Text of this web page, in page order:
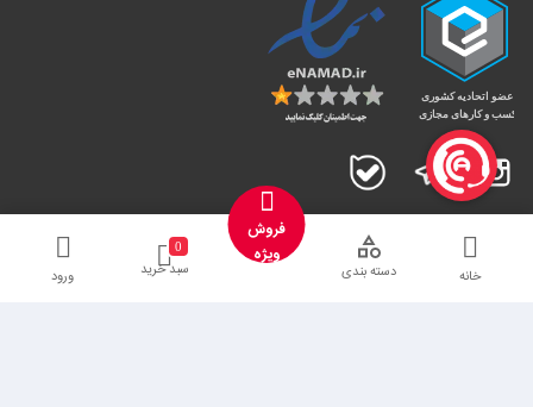
اینستاگرام تلگرام
تمامی کالاها و خدمات این فروشگاه دارای مجوز‌های لازم از مراجع مربوطه می‌باشند
خانه دسته بندی
فروش
ویژه
0
سبد خرید ورود